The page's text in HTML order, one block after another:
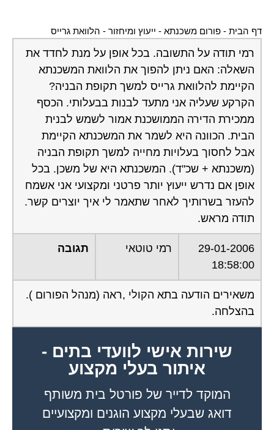
רמי תודה על התשובה. בכל אופן על מנת לחדד את
השאלה: האם ניתן להפוך את הלוואת המשכנתא
הקיימת להלוואת גרייס למשך תקופת הבניה?
הקרקע שעליה אני מתעד לבנות בבעלותי. הכסף
ממכירת הדירה הממושכנת אמור לשמש לבנית
הבית. הכוונה היא לשמר את המשכנתא הקיימת
אבל לחסוך בעלויות מחייה למשך תקופת הבניה
(משכנתא + שכ"ד). המשכנתא היא של משכן. בכל
אופן אם נדרש ייעוץ יותר פרטני ומקצועי אני אשמח
להעזר בשרותיך לאחר שתאמר לי איך יוצרים קשר.
תודה מראש.
29-01-2006
18:58:00
רמי טוטאי תגובה
משאירים הודעה בתא הקולי ,ראה (מנהל הפורום ).
בהצלחה.
איתור בעלי מקצוע
המוקד לדייר של פורטל בית משותף
דואג שבעלי מקצוע הוגנים ומקצועיים
יתנו לך שירות.